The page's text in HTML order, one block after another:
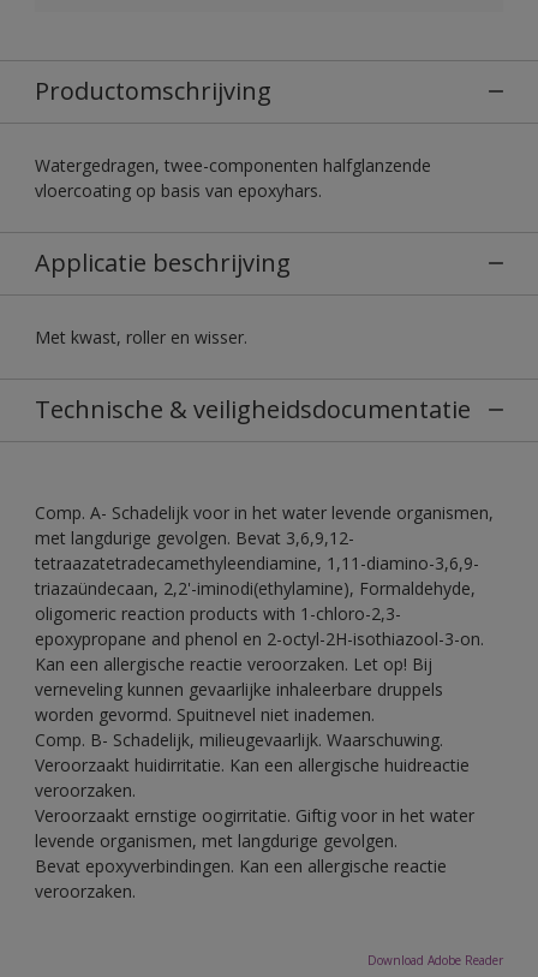
Productomschrijving
Watergedragen, twee-componenten halfglanzende
vloercoating op basis van epoxyhars.
Applicatie beschrijving
Met kwast, roller en wisser.
Technische & veiligheidsdocumentatie
Comp. A- Schadelijk voor in het water levende organismen,
met langdurige gevolgen. Bevat 3,6,9,12-
tetraazatetradecamethyleendiamine, 1,11-diamino-3,6,9-
triazaündecaan, 2,2'-iminodi(ethylamine), Formaldehyde,
oligomeric reaction products with 1-chloro-2,3-
epoxypropane and phenol en 2-octyl-2H-isothiazool-3-on.
Kan een allergische reactie veroorzaken. Let op! Bij
verneveling kunnen gevaarlijke inhaleerbare druppels
worden gevormd. Spuitnevel niet inademen.
Comp. B- Schadelijk, milieugevaarlijk. Waarschuwing.
Veroorzaakt huidirritatie. Kan een allergische huidreactie
veroorzaken.
Veroorzaakt ernstige oogirritatie. Giftig voor in het water
levende organismen, met langdurige gevolgen.
Bevat epoxyverbindingen. Kan een allergische reactie
veroorzaken.
Download Adobe Reader